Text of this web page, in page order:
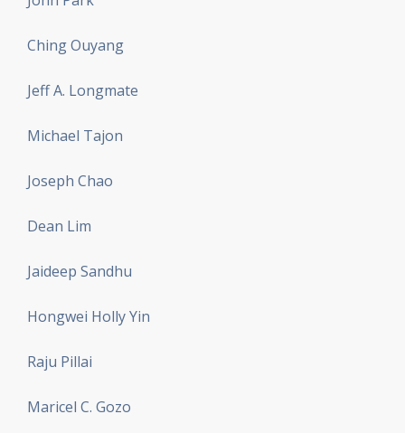
Ching Ouyang
Jeff A. Longmate
Michael Tajon
Joseph Chao
Dean Lim
Jaideep Sandhu
Hongwei Holly Yin
Raju Pillai
Maricel C. Gozo